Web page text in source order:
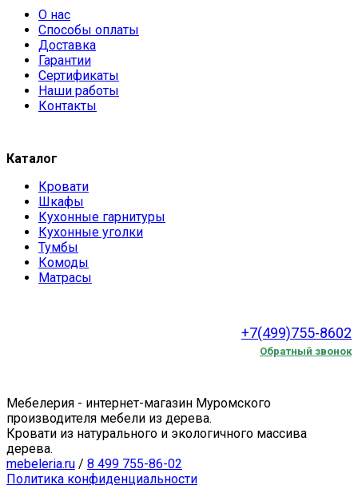
О нас
Способы оплаты
Доставка
Гарантии
Сертификаты
Наши работы
Контакты
Каталог
Кровати
Шкафы
Кухонные гарнитуры
Кухонные уголки
Тумбы
Комоды
Матрасы
+7(499)755-8602
Обратный звонок
Мебелерия - интернет-магазин Муромского
производителя мебели из дерева.
Кровати из натурального и экологичного массива
дерева.
mebeleria.ru / 8 499 755-86-02
Политика конфиденциальности